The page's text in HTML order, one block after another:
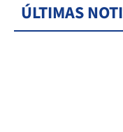
ÚLTIMAS